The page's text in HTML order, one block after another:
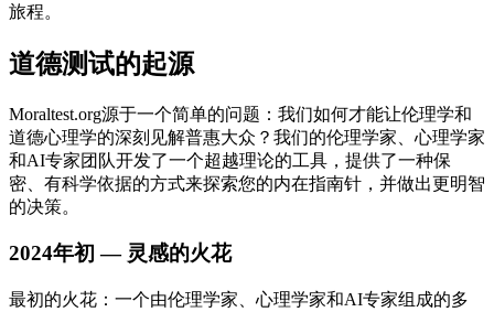
旅程。
道德测试的起源
Moraltest.org源于一个简单的问题：我们如何才能让伦理学和
道德心理学的深刻见解普惠大众？我们的伦理学家、心理学家
和AI专家团队开发了一个超越理论的工具，提供了一种保
密、有科学依据的方式来探索您的内在指南针，并做出更明智
的决策。
2024年初 — 灵感的火花
最初的火花：一个由伦理学家、心理学家和AI专家组成的多